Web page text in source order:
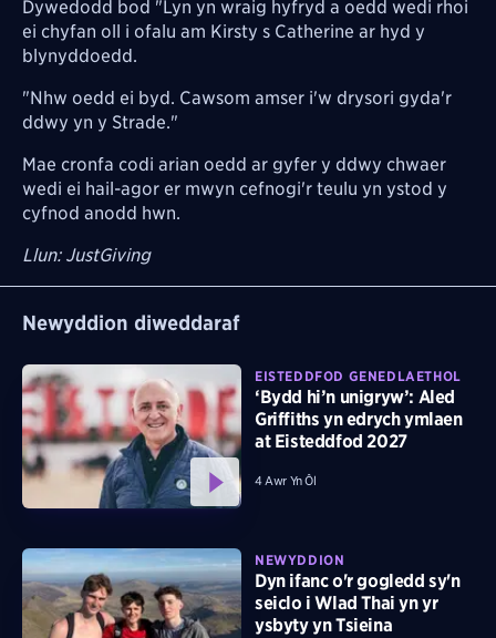
Dywedodd bod "Lyn yn wraig hyfryd a oedd wedi rhoi
ei chyfan oll i ofalu am Kirsty s Catherine ar hyd y
blynyddoedd.
"Nhw oedd ei byd. Cawsom amser i'w drysori gyda'r
ddwy yn y Strade."
Mae cronfa codi arian oedd ar gyfer y ddwy chwaer
wedi ei hail-agor er mwyn cefnogi'r teulu yn ystod y
cyfnod anodd hwn.
Llun: JustGiving
Newyddion diweddaraf
EISTEDDFOD GENEDLAETHOL
‘Bydd hi’n unigryw’: Aled
Griffiths yn edrych ymlaen
at Eisteddfod 2027
4 Awr Yn Ôl
NEWYDDION
Dyn ifanc o'r gogledd sy'n
seiclo i Wlad Thai yn yr
ysbyty yn Tsieina